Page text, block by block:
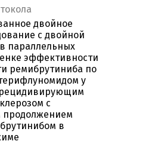
двойное
с двойной
параллельных
эффективности
ремибрутиниба по
у
рецидивирующим
с
в